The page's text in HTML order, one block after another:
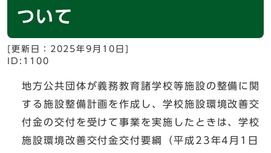
ついて
[更新日： 2025年9月10日
ID:1100
地方公共団体が義務教育諸学校等施設の整備に関
する施設整備計画を作成し、学校施設環境改善交
付金の交付を受けて事業を実施したときは、学校
施設環境改善交付金交付要綱（平成23年4月1日